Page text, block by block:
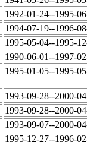
1992-01-24--1995-
1994-07-19--1996-
1995-05-04--1995-
1990-06-01--1997-
1995-01-05--1995-
1993-09-28--2000-
1993-09-28--2000-
1993-09-07--2000-
1995-12-27--1996-